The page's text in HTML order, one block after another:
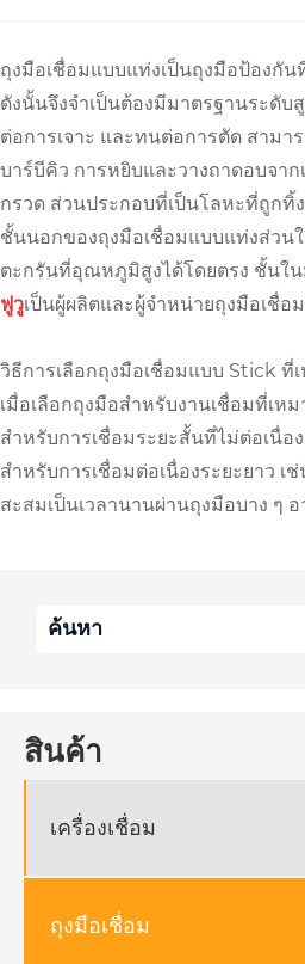
ถุงมือเชื่อมแบบแท่งเป็นถุงมือป้องกั
ดังนั้นจึงจำเป็นต้องมีมาตรฐานระดั
ต่อการเจาะ และทนต่อการตัด สามา
บาร์บีคิว การหยิบและวางถาดอบจา
กรวด ส่วนประกอบที่เป็นโลหะที่ถูกทิ้
ชั้นนอกของถุงมือเชื่อมแบบแท่งส่วน
ตะกรันที่อุณหภูมิสูงได้โดยตรง ชั้นใ
ฟูวูเป็นผู้ผลิตและผู้จำหน่ายถุงมือเชื่
วิธีการเลือกถุงมือเชื่อมแบบ Stick ที่
เมื่อเลือกถุงมือสำหรับงานเชื่อมที่เ
สำหรับการเชื่อมระยะสั้นที่ไม่ต่อเนื่อ
สำหรับการเชื่อมต่อเนื่องระยะยาว
สะสมเป็นเวลานานผ่านถุงมือบาง
สินค้า
เครื่องเชื่อม
ถุงมือเชื่อม